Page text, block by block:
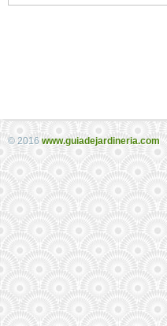
© 2016 www.guiadejardineria.com